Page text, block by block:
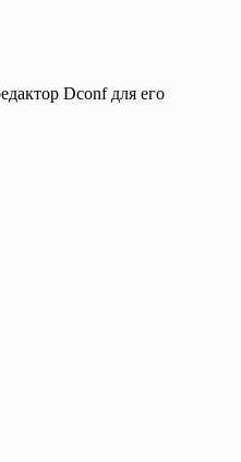
Dconf для его